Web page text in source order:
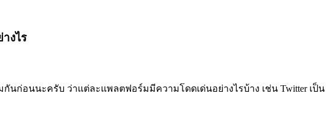
งไร
นก่อนนะครับ ว่าแต่ละแพลตฟอร์มมีความโดดเด่นอย่างไรบ้าง เช่น Twitter เป็